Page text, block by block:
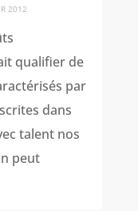
2012
qualifier de
par
dans
talent nos
peut